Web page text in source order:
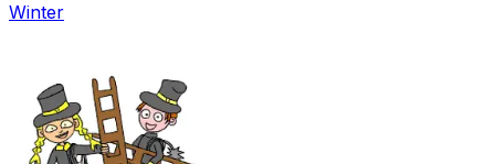
Winter